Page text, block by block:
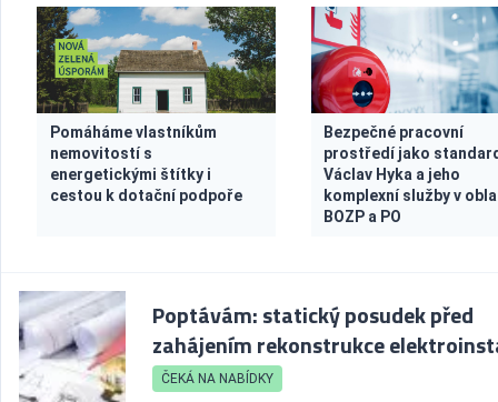
Pomáháme vlastníkům
nemovitostí s
energetickými štítky i
cestou k dotační podpoře
Bezpečné pracovní
prostředí jako
Václav Hyka a jeho
komplexní služby v
BOZP a PO
Poptávám: statický posudek před
zahájením rekonstrukce
ČEKÁ NA NABÍDKY